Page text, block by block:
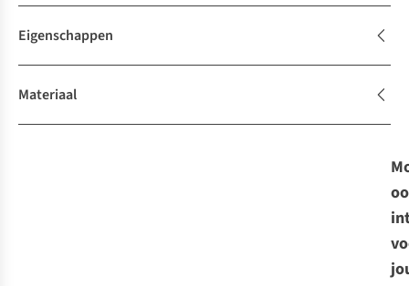
Eigenschappen
Materiaal